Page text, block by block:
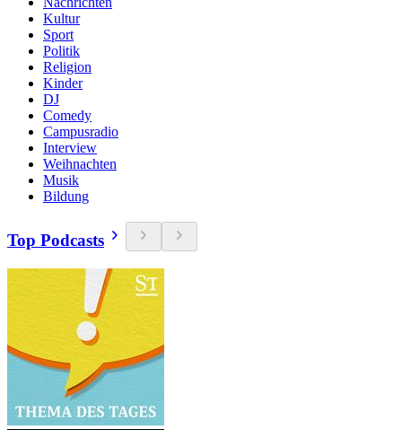
Kultur
Sport
Politik
Religion
Kinder
DJ
Comedy
Campusradio
Interview
Weihnachten
Musik
Bildung
Top Podcasts